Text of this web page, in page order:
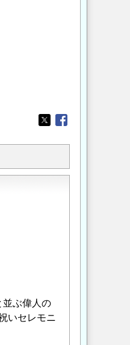
Opens in a new
Opens in a new
ぶ偉人の
いセレモニ